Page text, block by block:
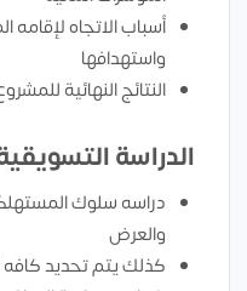
أسباب الاتجاه لإقامه
واستهدافها
النتائج النهائية
الدراسة
دراسه سلوك
والعرض
كذلك يتم تحديد كافه